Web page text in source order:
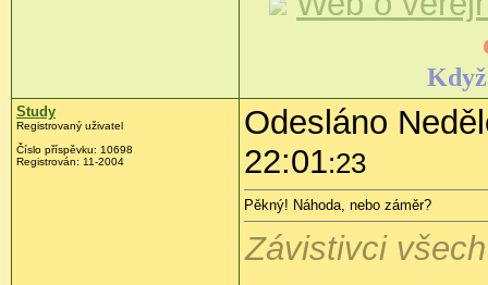
Když
Study
Registrovaný uživatel
Číslo příspěvku: 10698
Registrován: 11-2004
Odesláno
22:01:23
Pěkný! Náhoda, nebo záměr?
Závistivci